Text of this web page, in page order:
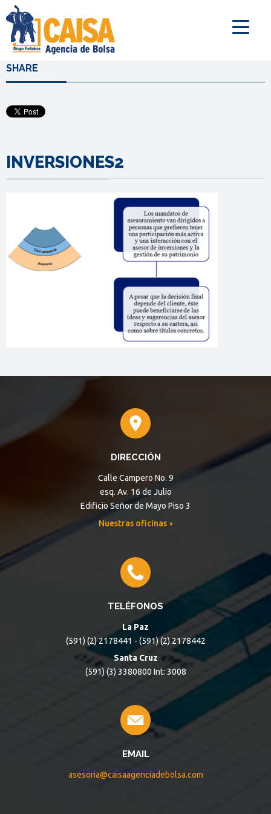
SHARE
INVERSIONES2
DIRECCIÓN
Calle Campero No. 9
esq. Av. 16 de Julio
Edificio Señor de Mayo Piso 3
Nuestras oficinas
TELÉFONOS
La Paz
(591) (2) 2178441 - (591) (2) 2178442
Santa Cruz
(591) (3) 3380800 Int: 3008
EMAIL
asesoria@caisaagenciadebolsa.com